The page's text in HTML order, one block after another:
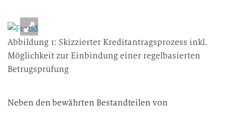
Abbildung 1: Skizzierter Kreditantragsprozess inkl.
Möglichkeit zur Einbindung einer regelbasierten
Betrugsprüfung
Neben den bewährten Bestandteilen von